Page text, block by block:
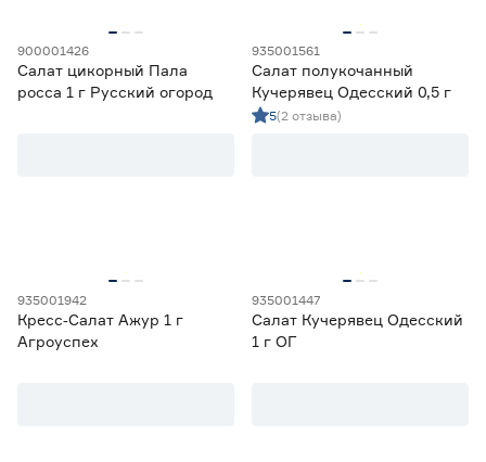
900001426
Салат цикорный Пала
росса 1 г Русский огород
935001561
Салат полукочанный
Кучерявец Одесский 0,5 г
5(2 отзыва)
935001942
Кресс‑Салат Ажур 1 г
Агроуспех
935001447
Салат Кучерявец Одесский
1 г ОГ